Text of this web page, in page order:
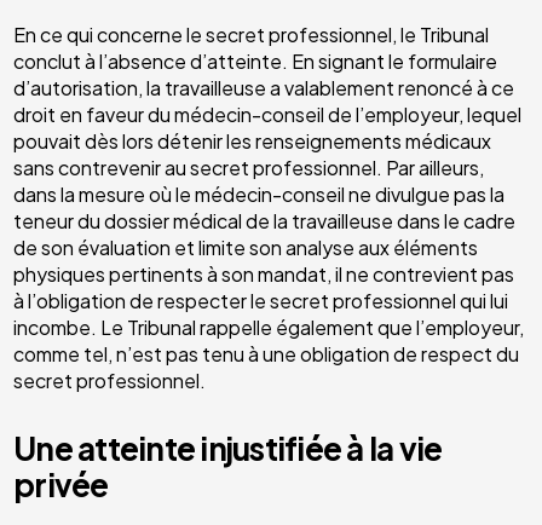
En ce qui concerne le secret professionnel, le Tribunal
conclut à l’absence d’atteinte. En signant le formulaire
d’autorisation, la travailleuse a valablement renoncé à ce
droit en faveur du médecin-conseil de l’employeur, lequel
pouvait dès lors détenir les renseignements médicaux
sans contrevenir au secret professionnel. Par ailleurs,
dans la mesure où le médecin-conseil ne divulgue pas la
teneur du dossier médical de la travailleuse dans le cadre
de son évaluation et limite son analyse aux éléments
physiques pertinents à son mandat, il ne contrevient pas
à l’obligation de respecter le secret professionnel qui lui
incombe. Le Tribunal rappelle également que l’employeur,
comme tel, n’est pas tenu à une obligation de respect du
secret professionnel.
Une atteinte injustifiée à la vie
privée